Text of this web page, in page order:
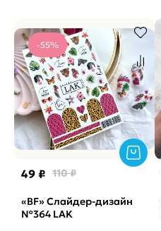
-55%
49 ₽ 110 ₽
«BF» Cлайдер-дизайн
№364 LAK